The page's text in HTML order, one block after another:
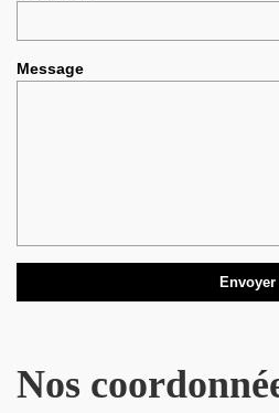
Message
Nos